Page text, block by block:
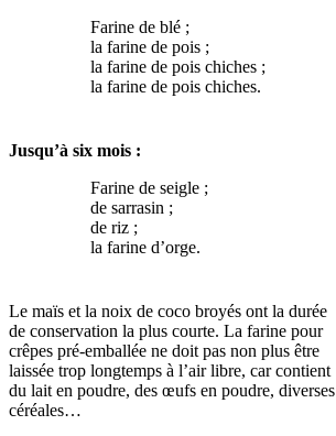
Farine de blé ;
la farine de pois ;
la farine de pois chiches ;
la farine de pois chiches.
Jusqu’à six mois :
Farine de seigle ;
de sarrasin ;
de riz ;
la farine d’orge.
Le maïs et la noix de coco broyés ont la durée
de conservation la plus courte. La farine pour
crêpes pré-emballée ne doit pas non plus être
laissée trop longtemps à l’air libre, car contient
du lait en poudre, des œufs en poudre, diverses
céréales…